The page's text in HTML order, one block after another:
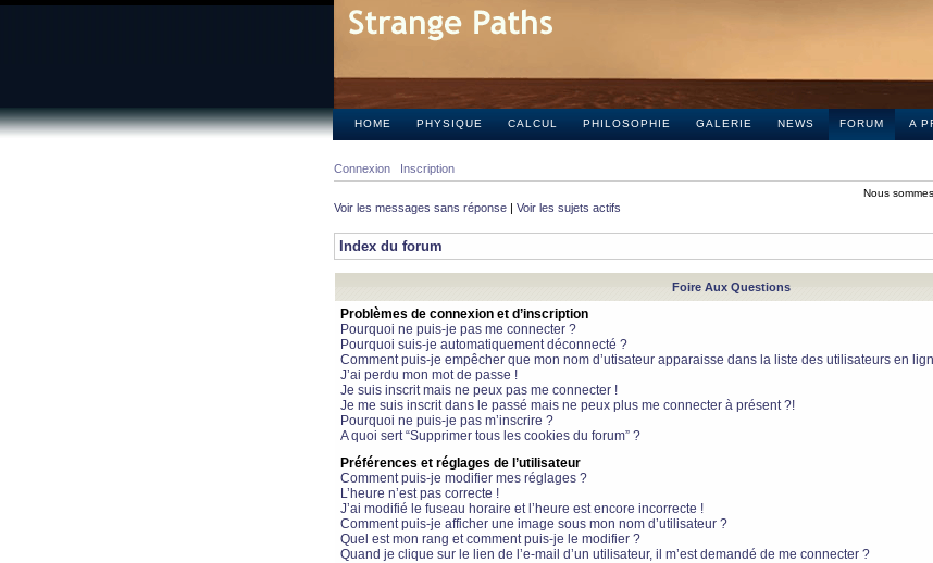
HOME PHYSIQUE CALCUL PHILOSOPHIE GALERIE NEWS FORUM A
Connexion Inscription
Nous
Voir les messages sans réponse | Voir les sujets actifs
Index du forum
Foire Aux Questions
Problèmes de connexion et d’inscription
Pourquoi ne puis-je pas me connecter ?
Pourquoi suis-je automatiquement déconnecté ?
Comment puis-je empêcher que mon nom d’utisateur apparaisse dans la liste des utilisateurs en
J’ai perdu mon mot de passe !
Je suis inscrit mais ne peux pas me connecter !
Je me suis inscrit dans le passé mais ne peux plus me connecter à présent ?!
Pourquoi ne puis-je pas m’inscrire ?
A quoi sert “Supprimer tous les cookies du forum” ?
Préférences et réglages de l’utilisateur
Comment puis-je modifier mes réglages ?
L’heure n’est pas correcte !
J’ai modifié le fuseau horaire et l’heure est encore incorrecte !
Comment puis-je afficher une image sous mon nom d’utilisateur ?
Quel est mon rang et comment puis-je le modifier ?
Quand je clique sur le lien de l’e-mail d’un utilisateur, il m’est demandé de me connecter ?